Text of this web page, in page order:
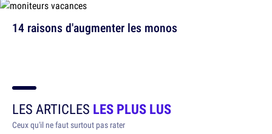
14 raisons d'augmenter les monos
LES ARTICLES LES PLUS LUS
Ceux qu'il ne faut surtout pas rater